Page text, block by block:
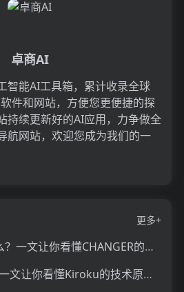
卓商AI
智能AI工具箱，累计收录全球
件和网站，方便您更便捷的探
持续更新好的AI应用，力争做全
航网站，欢迎您成为我们的一
更多+
CHANGER是什么？一文让你看懂CHANGER的技术原理、主要功能、应用场景
Kiroku是什么？一文让你看懂Kiroku的技术原理、主要功能、应用场景